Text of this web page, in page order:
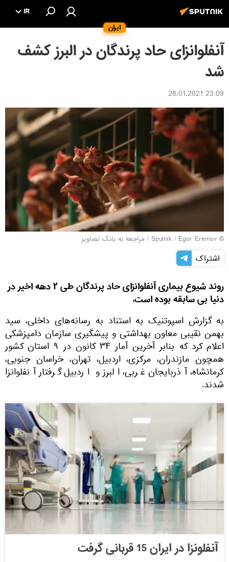
ایران
IR
آنفلوانزای حاد پرندگان در البرز کشف
شد
23:09 28.01.2021
© Sputnik / Egor Eremov
/ مراجعه به بانک تصاویر
اشتراک
روند شیوع بیماری آنفلوانزای حاد پرندگان طی ۲ دهه اخیر در
دنیا بی سابقه بوده است.
به گزارش اسپوتنیک به استناد به رسانه‌های داخلی، سید
بهمن نقیبی معاون بهداشتی و پیشگیری سازمان دامپزشکی
اعلام کرد که بنابر آخرین آمار ۳۴ کانون در ۹ استان کشور
همچون مازندران، مرکزی، اردبیل، تهران، خراسان جنوبی،
کرمانشاه، آذربایجان غربی، البرز و اردبیل گرفتار آنفلوانزا
شدند.
آنفلونزا در ایران 15 قربانی گرفت